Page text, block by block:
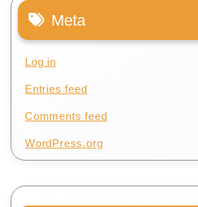
Meta
Log in
Entries feed
Comments feed
WordPress.org